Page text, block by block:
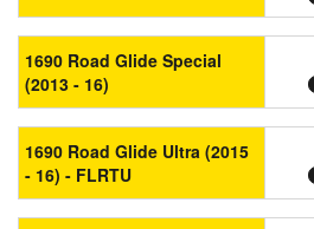
1690 Road Glide Special
(2013 - 16)
1690 Road Glide Ultra (2015
- 16) - FLRTU